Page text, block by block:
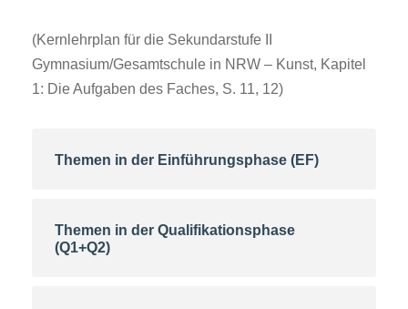
(Kernlehrplan für die Sekundarstufe II
Gymnasium/Gesamtschule in NRW – Kunst, Kapitel
1: Die Aufgaben des Faches, S. 11, 12)
Themen in der Einführungsphase (EF)
Themen in der Qualifikationsphase
(Q1+Q2)